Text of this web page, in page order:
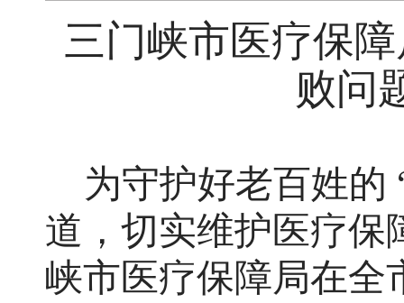
三门峡市医疗保
败问
为守护好老百姓的
道，切实维护医疗保
峡市医疗保障局在全